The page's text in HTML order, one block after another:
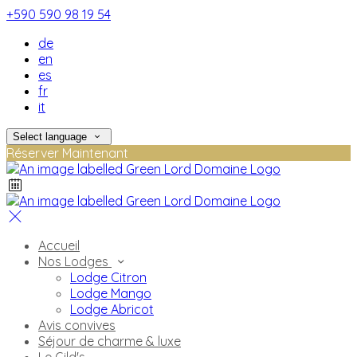
+590 590 98 19 54
de
en
es
fr
it
Select language
Réserver Maintenant
Accueil
Nos Lodges
Lodge Citron
Lodge Mango
Lodge Abricot
Avis convives
Séjour de charme & luxe